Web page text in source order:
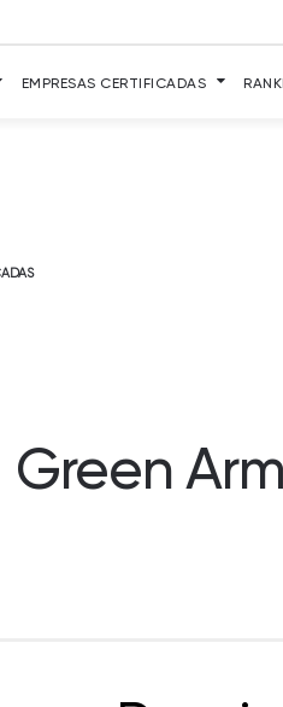
EMPRESAS CERTIFICADAS
Green